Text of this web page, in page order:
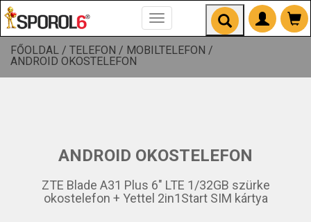
Toggle
navigation
FŐOLDAL / TELEFON / MOBILTELEFON /
ANDROID OKOSTELEFON
ANDROID OKOSTELEFON
ZTE Blade A31 Plus 6" LTE 1/32GB szürke
okostelefon + Yettel 2in1Start SIM kártya